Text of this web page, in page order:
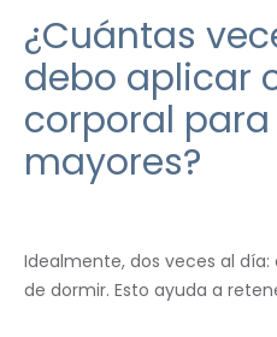
¿Cuántas
debo aplicar
corporal
mayores?
Idealmente, dos veces al
de dormir. Esto ayuda a